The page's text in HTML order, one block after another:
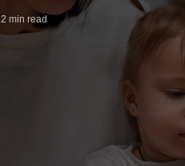
2 min read